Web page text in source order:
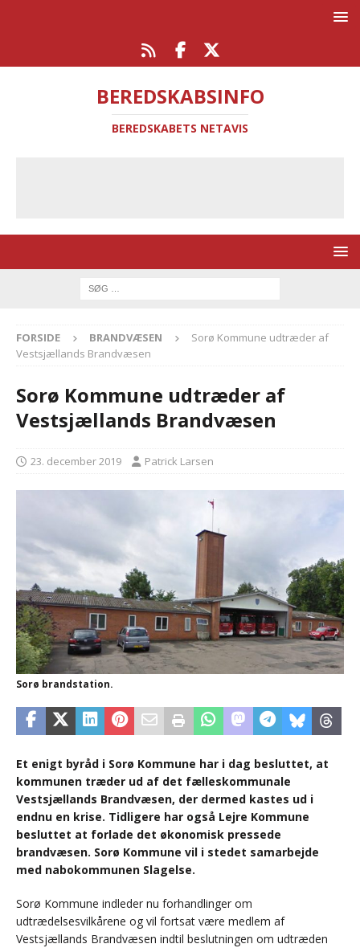
BEREDSKABSINFO
BEREDSKABETS NETAVIS
FORSIDE BRANDVÆSEN
Sorø Kommune udtræder af
Vestsjællands Brandvæsen
Sorø Kommune udtræder af
Vestsjællands Brandvæsen
23. december 2019 Patrick Larsen
Sorø brandstation.
Et enigt byråd i Sorø Kommune har i dag besluttet, at
kommunen træder ud af det fælleskommunale
Vestsjællands Brandvæsen, der dermed kastes ud i
endnu en krise. Tidligere har også Lejre Kommune
besluttet at forlade det økonomisk pressede
brandvæsen. Sorø Kommune vil i stedet samarbejde
med nabokommunen Slagelse.
Sorø Kommune indleder nu forhandlinger om
udtrædelsesvilkårene og vil fortsat være medlem af
Vestsjællands Brandvæsen indtil beslutningen om udtræden